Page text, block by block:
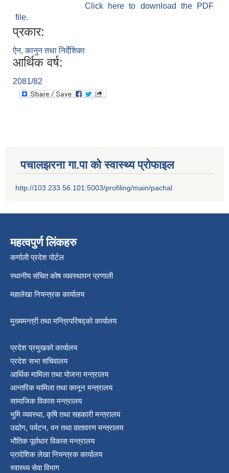
Click here to download the PDF
file.
प्रकार:
ऐन, कानुन तथा निर्देशिका
आर्थिक वर्ष:
2081/82
पचालझरना गा.पा को स्वास्थ्य प्रोफाइल
http://103.233.56.101:5003/profiling/main/pachal
महत्वपुर्ण लिंकहरु
कर्णाली प्रदेश पोर्टल
स्थानीय संचित कोष व्यवस्थापन प्रणाली
महालेखा नियन्त्रक कार्यालय
मुख्यमन्त्री तथा मन्त्रिपरिषद्को कार्यालय
प्रदेश प्रमुखको कार्यालय
प्रदेश सभा सचिवालय
आर्थिक मामिला तथा योजना मन्त्रालय
आन्तरिक मामिला तथा कानून मन्त्रालय
सामाजिक विकास मन्त्रालय
भुमि व्यवस्था, कृषि तथा सहकारी मन्त्रालय
उद्योग, पर्यटन, वन तथा वातावरण मन्त्रालय
भौतिक पूर्वाधार विकास मन्त्रालय
प्रादेशिक लेखा नियन्त्रक कार्यालय
स्वास्थ्य सेवा विभाग